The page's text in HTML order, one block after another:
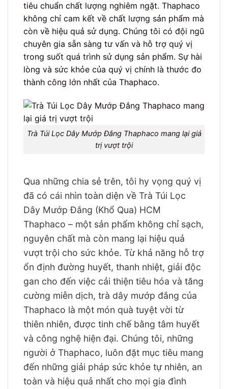
tiêu chuẩn chất lượng nghiêm ngặt. Thaphaco
không chỉ cam kết về chất lượng sản phẩm mà
còn về hiệu quả sử dụng. Chúng tôi có đội ngũ
chuyên gia sẵn sàng tư vấn và hỗ trợ quý vị
trong suốt quá trình sử dụng sản phẩm. Sự hài
lòng và sức khỏe của quý vị chính là thước đo
thành công lớn nhất của Thaphaco.
Trà Túi Lọc Dây Mướp Đắng Thaphaco mang lại giá
trị vượt trội
Qua những chia sẻ trên, tôi hy vọng quý vị
đã có cái nhìn toàn diện về Trà Túi Lọc
Dây Mướp Đắng (Khổ Qua) HCM
Thaphaco – một sản phẩm không chỉ sạch,
nguyên chất mà còn mang lại hiệu quả
vượt trội cho sức khỏe. Từ khả năng hỗ trợ
ổn định đường huyết, thanh nhiệt, giải độc
gan cho đến việc cải thiện tiêu hóa và tăng
cường miễn dịch, trà dây mướp đắng của
Thaphaco là một món quà tuyệt vời từ
thiên nhiên, được tinh chế bằng tâm huyết
và công nghệ hiện đại. Chúng tôi, những
người ở Thaphaco, luôn đặt mục tiêu mang
đến những giải pháp sức khỏe tự nhiên, an
toàn và hiệu quả nhất cho mọi gia đình